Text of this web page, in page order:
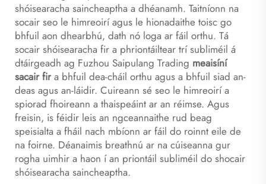
shóisearacha saincheaptha a dhéanamh. Taitníonn na
socair seo le himreoirí agus le hionadaithe toisc go
bhfuil aon dhearbhú, dath nó loga ar fáil orthu. Tá
socair shóisearacha fir a phriontáiltear trí subliméil á
dtáirgeadh ag Fuzhou Saipulang Trading meaisíní
sacair fira bhfuil dea-cháil orthu agus a bhfuil siad an-
deas agus an-láidir. Cuireann sé seo le himreoirí a
spiorad fhoireann a thaispeáint ar an réimse. Agus
freisin, is féidir leis an ngceannaithe rud beag
speisialta a fháil nach mbíonn ar fáil do roinnt eile de
na foirne. Déanaimis breathnú ar na cúiseanna gur
rogha uimhir a haon í an priontáil subliméil do shocair
shóisearacha saincheaptha.